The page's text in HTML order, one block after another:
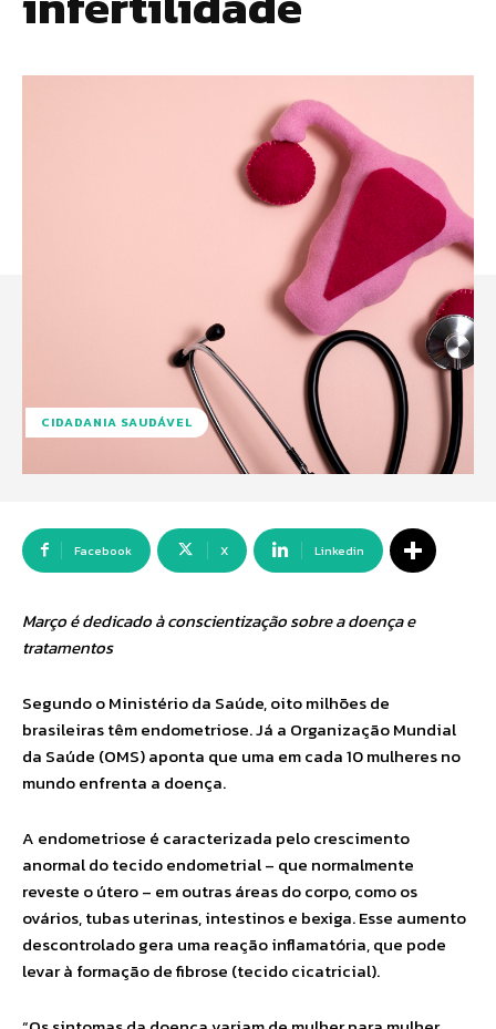
CIDADANIA SAUDÁVEL
Facebook X Linkedin
Março é dedicado à conscientização sobre a doença e
tratamentos
Segundo o Ministério da Saúde, oito milhões de
brasileiras têm endometriose. Já a Organização Mundial
da Saúde (OMS) aponta que uma em cada 10 mulheres no
mundo enfrenta a doença.
A endometriose é caracterizada pelo crescimento
anormal do tecido endometrial – que normalmente
reveste o útero – em outras áreas do corpo, como os
ovários, tubas uterinas, intestinos e bexiga. Esse aumento
descontrolado gera uma reação inflamatória, que pode
levar à formação de fibrose (tecido cicatricial).